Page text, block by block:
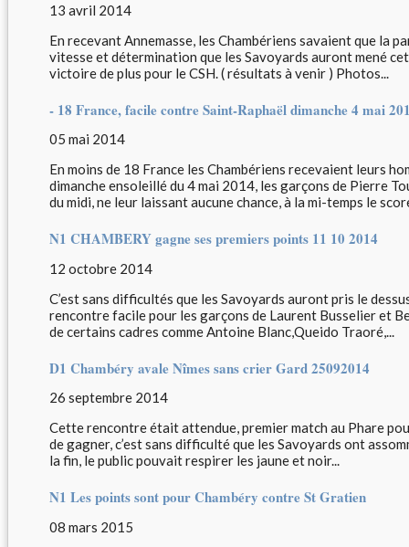
13 avril 2014
En recevant Annemasse, les Chambériens savaient que la
vitesse et détermination que les Savoyards auront mené
victoire de plus pour le CSH. ( résultats à venir ) Photos...
- 18 France, facile contre Saint-Raphaël dimanche 4 mai
05 mai 2014
En moins de 18 France les Chambériens recevaient leurs
dimanche ensoleillé du 4 mai 2014, les garçons de Pierre
du midi, ne leur laissant aucune chance, à la mi-temps le
N1 CHAMBERY gagne ses premiers points 11 10 2014
12 octobre 2014
C’est sans difficultés que les Savoyards auront pris le
rencontre facile pour les garçons de Laurent Busselier et
de certains cadres comme Antoine Blanc,Queido Traoré,...
D1 Chambéry avale Nîmes sans crier Gard 25092014
26 septembre 2014
Cette rencontre était attendue, premier match au Phare
de gagner, c’est sans difficulté que les Savoyards ont
la fin, le public pouvait respirer les jaune et noir...
N1 Les points sont pour Chambéry contre St Gratien
08 mars 2015